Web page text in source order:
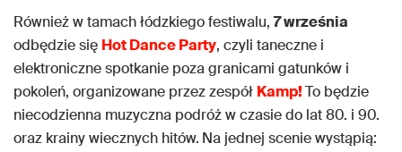
Również w tamach łódzkiego festiwalu, 7 września
odbędzie się Hot Dance Party, czyli taneczne i
elektroniczne spotkanie poza granicami gatunków i
pokoleń, organizowane przez zespół Kamp!To będzie
niecodzienna muzyczna podróż w czasie do lat 80. i 90.
oraz krainy wiecznych hitów. Na jednej scenie wystąpią: